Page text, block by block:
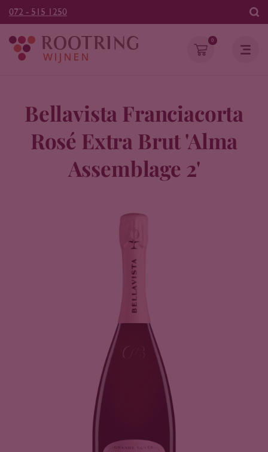
072 - 515 1250
0
Bellavista Franciacorta
Rosé Extra Brut 'Alma
Assemblage 2'